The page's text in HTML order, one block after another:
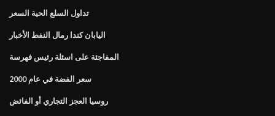
تداول السلع الحية السعر
اليابان كندا رمال النفط الأخبار
المفاجئة على اسئلة رئيس فهرسة
سعر الفضة في عام 2000
روسيا العجز التجاري أو الفائض